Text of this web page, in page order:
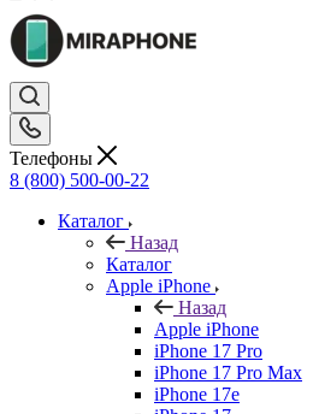
Телефоны
8 (800) 500-00-22
Каталог
Назад
Каталог
Apple iPhone
Назад
Apple iPhone
iPhone 17 Pro
iPhone 17 Pro Max
iPhone 17e